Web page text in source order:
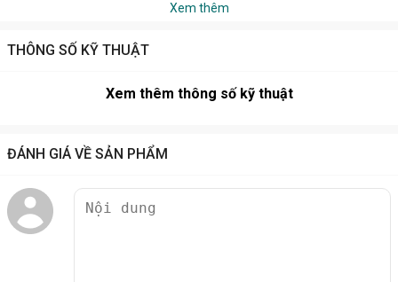
Micro ATX/ITX
Xem thêm
THÔNG SỐ KỸ THUẬT
Xem thêm thông số kỹ thuật
ĐÁNH GIÁ VỀ SẢN PHẨM